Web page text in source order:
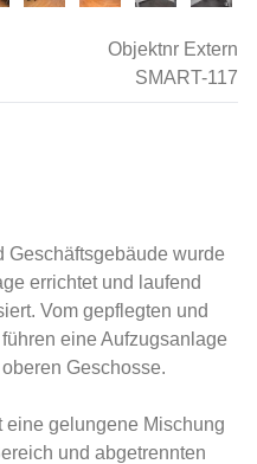
Objektnr Extern
SMART-117
Geschäftsgebäude wurde
errichtet und laufend
Vom gepflegten und
eine Aufzugsanlage
Geschosse.
eine gelungene Mischung
und abgetrennten